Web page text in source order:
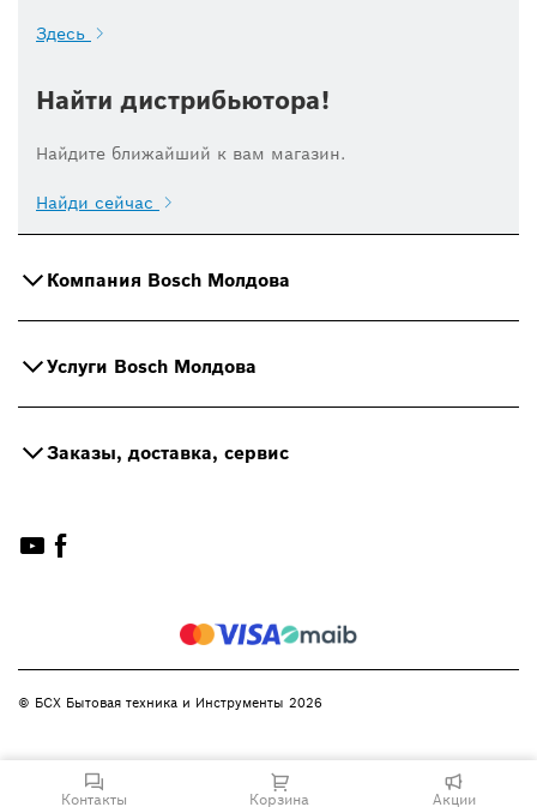
Здесь
Найти дистрибьютора!
Найдите ближайший к вам магазин.
Найди сейчас
Компания Bosch Молдова
Услуги Bosch Молдова
Заказы, доставка, сервис
© БСХ Бытовая техника и Инструменты 2026
Контакты Корзина Акции